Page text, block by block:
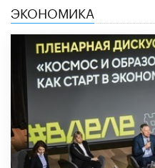
ЭКОНОМИКА